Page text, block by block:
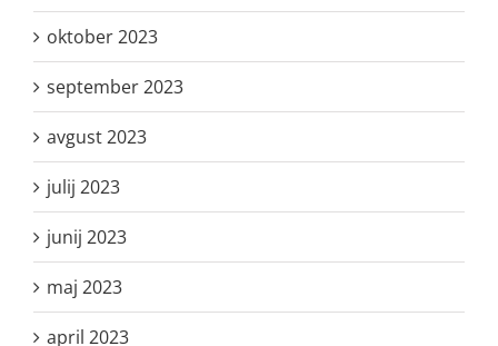
oktober 2023
september 2023
avgust 2023
julij 2023
junij 2023
maj 2023
april 2023